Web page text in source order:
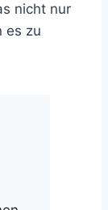
nicht nur
es zu